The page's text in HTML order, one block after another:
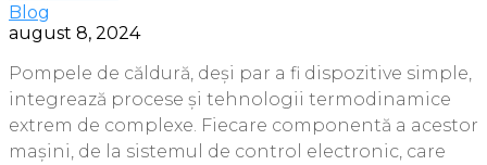
Blog
august 8, 2024
Pompele de căldură, deși par a fi dispozitive simple,
integrează procese și tehnologii termodinamice
extrem de complexe. Fiecare componentă a acestor
mașini, de la sistemul de control electronic, care